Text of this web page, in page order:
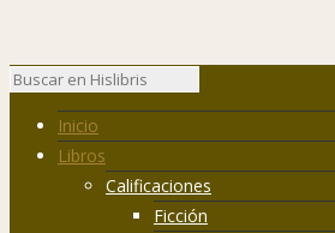
Inicio
Libros
Calificaciones
Ficción